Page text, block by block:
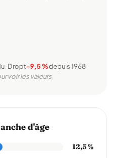
Dropt-9,5 %depuis 1968
voir les valeurs
d'âge
12,5 %